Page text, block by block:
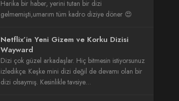
Harika bir haber, yerini tutan bir dizi
gelmemişti,umarım tüm kadro diziye döner 😍
Netflix’in Yeni Gizem ve Korku Dizisi
Wayward
Dizi çok güzel arkadaşlar. Hiç bitmesin istiyorsunuz
izledikçe. Keşke mini dizi değil de devamı olan bir
dizi olsaymış. Kesinlikle tavsiye…